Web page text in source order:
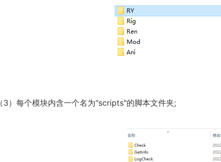
（3）每个模块内含一个名为"scripts"的脚本文件夹;